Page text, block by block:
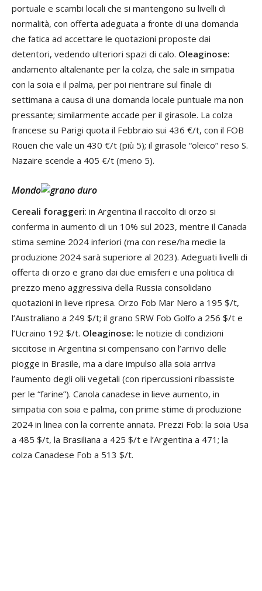
portuale e scambi locali che si mantengono su livelli di
normalità, con offerta adeguata a fronte di una domanda
che fatica ad accettare le quotazioni proposte dai
detentori, vedendo ulteriori spazi di calo. Oleaginose:
andamento altalenante per la colza, che sale in simpatia
con la soia e il palma, per poi rientrare sul finale di
settimana a causa di una domanda locale puntuale ma non
pressante; similarmente accade per il girasole. La colza
francese su Parigi quota il Febbraio sui 436 €/t, con il FOB
Rouen che vale un 430 €/t (più 5); il girasole “oleico” reso S.
Nazaire scende a 405 €/t (meno 5).
Mondo
Cereali foraggeri: in Argentina il raccolto di orzo si
conferma in aumento di un 10% sul 2023, mentre il Canada
stima semine 2024 inferiori (ma con rese/ha medie la
produzione 2024 sarà superiore al 2023). Adeguati livelli di
offerta di orzo e grano dai due emisferi e una politica di
prezzo meno aggressiva della Russia consolidano
quotazioni in lieve ripresa. Orzo Fob Mar Nero a 195 $/t,
l’Australiano a 249 $/t; il grano SRW Fob Golfo a 256 $/t e
l’Ucraino 192 $/t. Oleaginose: le notizie di condizioni
siccitose in Argentina si compensano con l’arrivo delle
piogge in Brasile, ma a dare impulso alla soia arriva
l’aumento degli olii vegetali (con ripercussioni ribassiste
per le “farine”). Canola canadese in lieve aumento, in
simpatia con soia e palma, con prime stime di produzione
2024 in linea con la corrente annata. Prezzi Fob: la soia Usa
a 485 $/t, la Brasiliana a 425 $/t e l’Argentina a 471; la
colza Canadese Fob a 513 $/t.